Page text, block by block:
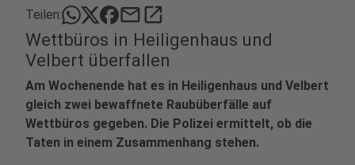
Teilen: mailopen_in_new
Wettbüros in Heiligenhaus und
Velbert überfallen
Am Wochenende hat es in Heiligenhaus und Velbert
gleich zwei bewaffnete Raubüberfälle auf
Wettbüros gegeben. Die Polizei ermittelt, ob die
Taten in einem Zusammenhang stehen.